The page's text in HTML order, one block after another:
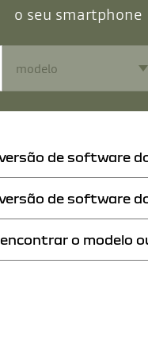
o seu smartphone
de software
do seu telemóvel
de software
do seu sistema
o modelo
do seu smartphone na